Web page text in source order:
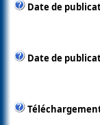
Date de
Date de